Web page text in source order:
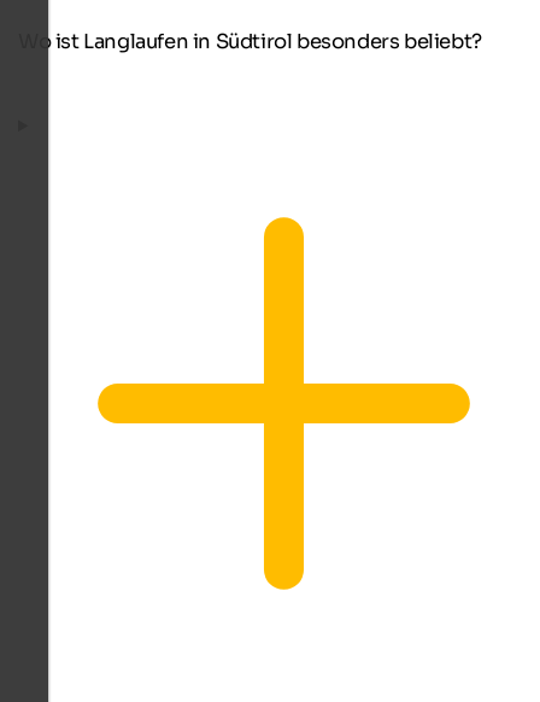
Wo ist Langlaufen in Südtirol besonders beliebt?